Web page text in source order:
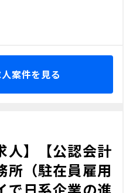
案件を見る
人】【公認会計
所（駐在員雇用